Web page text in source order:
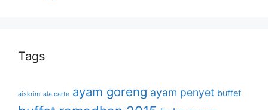
Tags
aiskrim ala carte ayam goreng ayam penyet buffet